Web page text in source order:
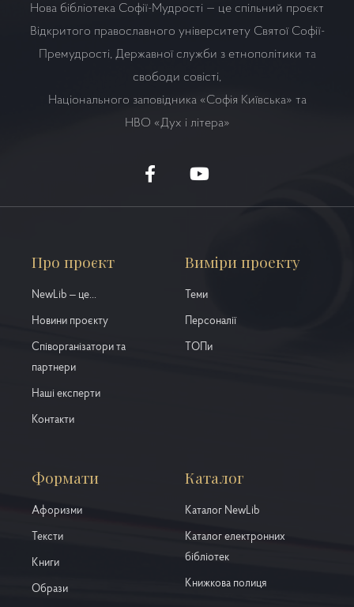
Нова бібліотека Софії-Мудрості — це спільний проєкт
Відкритого православного університету Святої Софії-
Премудрості, Державної служби з етнополітики та
свободи совісті,
Національного заповідника «Софія Київська» та
НВО «Дух і літера»
Про проєкт
NewLib – це...
Новини проєкту
Співорганізатори та
партнери
Наші експерти
Контакти
Виміри проекту
Теми
Персоналії
ТОПи
Формати
Афоризми
Тексти
Книги
Образи
Каталог
Каталог NewLib
Каталог електронних
бібліотек
Книжкова полиця